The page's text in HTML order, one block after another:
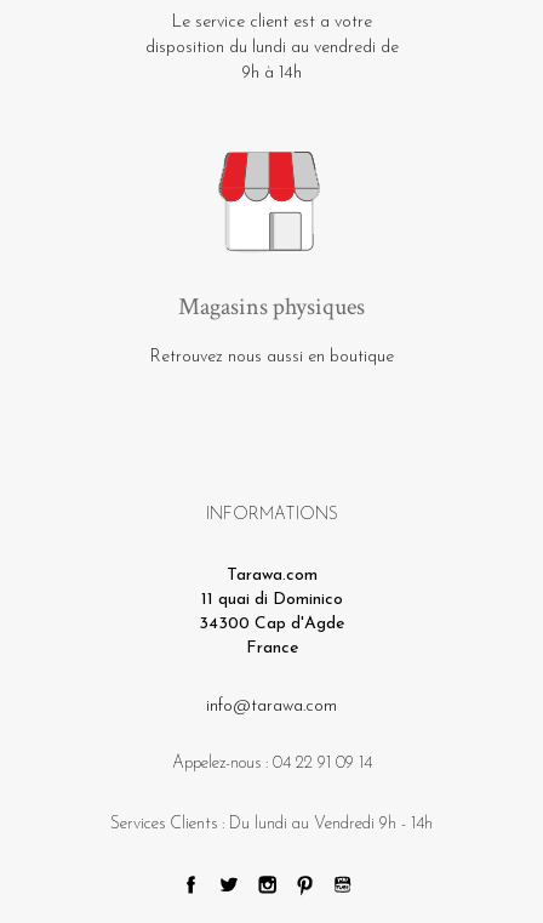
Le service client est a votre
disposition du lundi au vendredi de
9h à 14h
Magasins physiques
Retrouvez nous aussi en boutique
INFORMATIONS
Tarawa.com
11 quai di Dominico
34300 Cap d'Agde
France
info@tarawa.com
Appelez-nous : 04 22 91 09 14
Services Clients : Du lundi au Vendredi 9h - 14h